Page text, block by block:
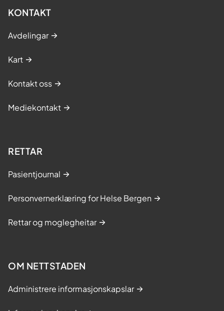
KONTAKT
Avdelingar
Kart
Kontakt oss
Mediekontakt
RETTAR
Pasientjournal
Personvernerklæring for Helse Bergen
Rettar og moglegheitar
OM NETTSTADEN
Administrere informasjonskapslar